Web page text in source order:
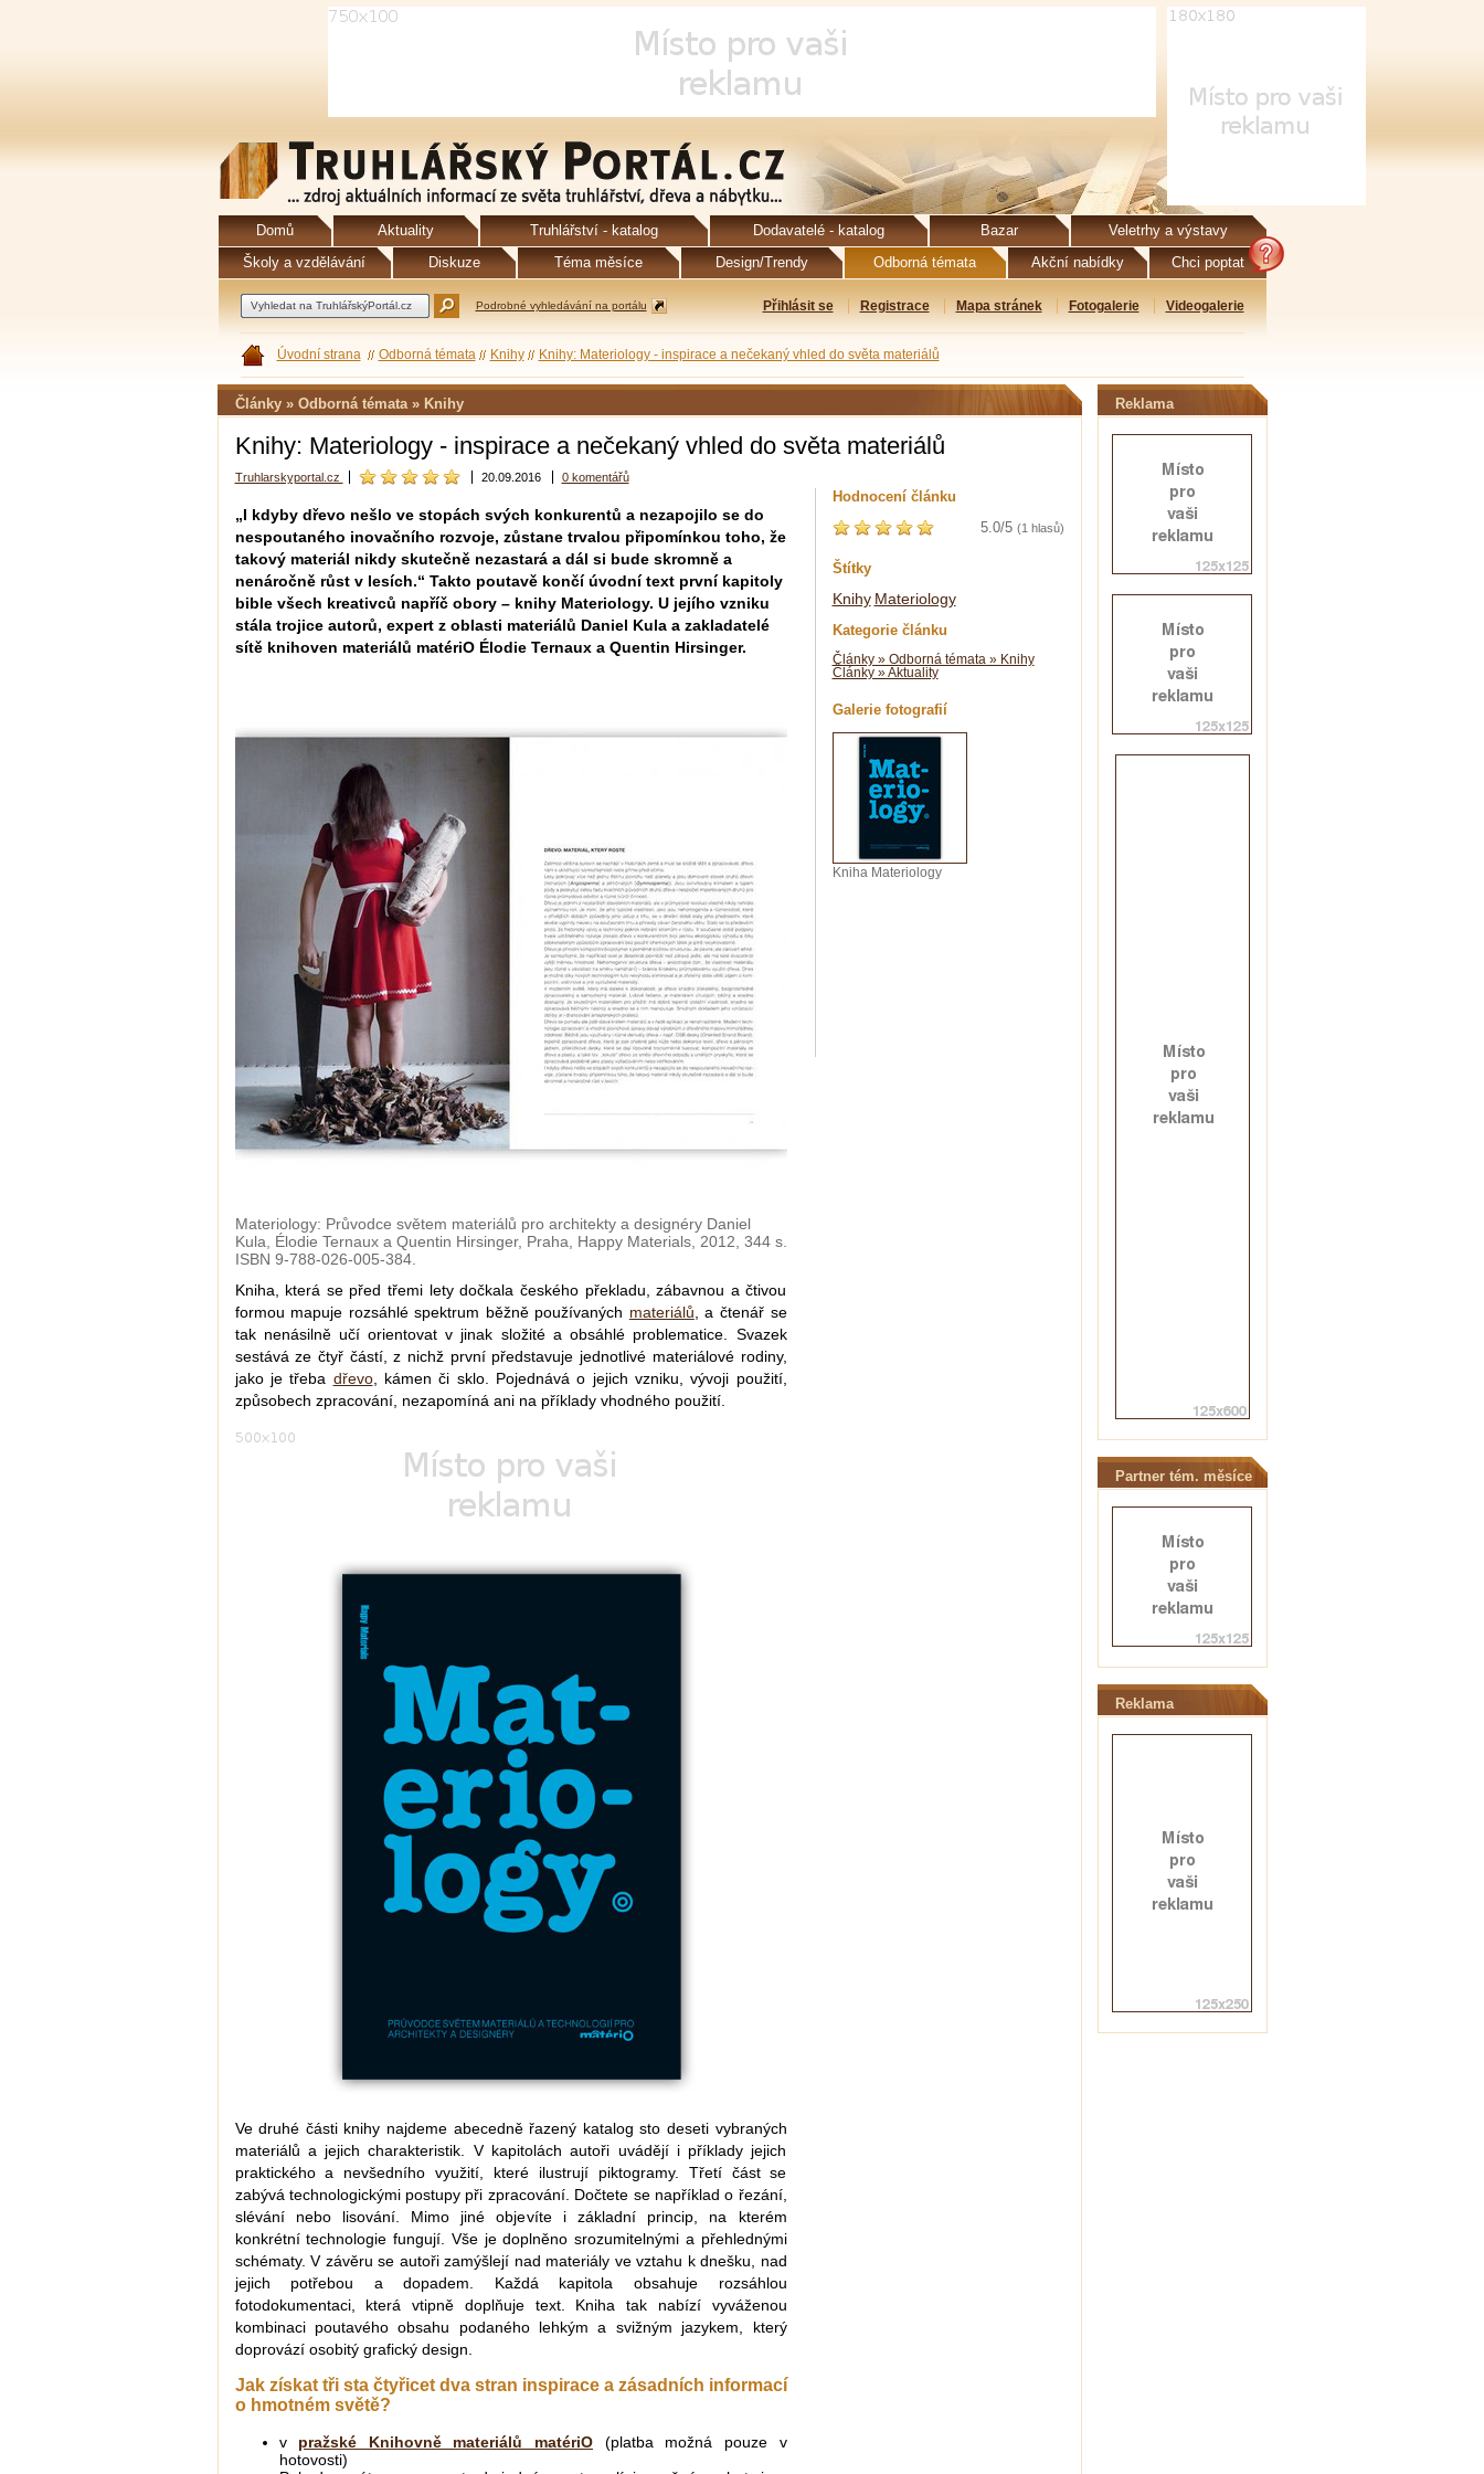
Domů Aktuality Truhlářství - katalog Dodavatelé - katalog Bazar
Veletrhy a výstavy
Školy a vzdělávání
Diskuze Téma měsíce Design/Trendy Odborná témata Akční nabídky Chci poptat
Podrobné vyhledávání na portálu Přihlásit se Registrace Mapa stránek Fotogalerie Videogalerie
Úvodní strana Odborná témata Knihy Knihy: Materiology - inspirace a nečekaný vhled do světa materiálů
Články » Odborná témata » Knihy
Knihy: Materiology - inspirace a nečekaný vhled do světa materiálů
Truhlarskyportal.cz 20.09.2016 0 komentářů
„I kdyby dřevo nešlo ve stopách svých konkurentů a nezapojilo se do
nespoutaného inovačního rozvoje, zůstane trvalou připomínkou toho, že
takový materiál nikdy skutečně nezastará a dál si bude skromně a
nenáročně růst v lesích.“ Takto poutavě končí úvodní text první kapitoly
bible všech kreativců napříč obory – knihy Materiology. U jejího vzniku
stála trojice autorů, expert z oblasti materiálů Daniel Kula a zakladatelé
sítě knihoven materiálů matériO Élodie Ternaux a Quentin Hirsinger.
Materiology: Průvodce světem materiálů pro architekty a designéry Daniel
Kula, Élodie Ternaux a Quentin Hirsinger, Praha, Happy Materials, 2012, 344 s.
ISBN 9-788-026-005-384.
Kniha, která se před třemi lety dočkala českého překladu, zábavnou a čtivou
formou mapuje rozsáhlé spektrum běžně používaných materiálů, a čtenář se
tak nenásilně učí orientovat v jinak složité a obsáhlé problematice. Svazek
sestává ze čtyř částí, z nichž první představuje jednotlivé materiálové rodiny,
jako je třeba dřevo, kámen či sklo. Pojednává o jejich vzniku, vývoji použití,
způsobech zpracování, nezapomíná ani na příklady vhodného použití.
Ve druhé části knihy najdeme abecedně řazený katalog sto deseti vybraných
materiálů a jejich charakteristik. V kapitolách autoři uvádějí i příklady jejich
praktického a nevšedního využití, které ilustrují piktogramy. Třetí část se
zabývá technologickými postupy při zpracování. Dočtete se například o řezání,
slévání nebo lisování. Mimo jiné objevíte i základní princip, na kterém
konkrétní technologie fungují. Vše je doplněno srozumitelnými a přehlednými
schématy. V závěru se autoři zamýšlejí nad materiály ve vztahu k dnešku, nad
jejich potřebou a dopadem. Každá kapitola obsahuje rozsáhlou
fotodokumentaci, která vtipně doplňuje text. Kniha tak nabízí vyváženou
kombinaci poutavého obsahu podaného lehkým a svižným jazykem, který
doprovází osobitý grafický design.
Jak získat tři sta čtyřicet dva stran inspirace a zásadních informací
o hmotném světě?
v pražské Knihovně materiálů matériO
(platba možná pouze v
hotovosti)
Hodnocení článku
5.0/5 (1 hlasů)
Štítky
Knihy Materiology
Kategorie článku
Články » Odborná témata » Knihy
Články » Aktuality
Galerie fotografií
Kniha Materiology
Reklama
Partner tém. měsíce
Reklama